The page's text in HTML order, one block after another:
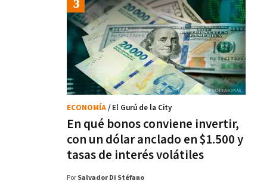
En qué bonos conviene invertir,
con un dólar anclado en $1.500 y
tasas de interés volátiles
ECONOMÍA/ El Gurú de la City
Por Salvador Di Stéfano